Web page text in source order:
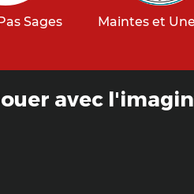
Sages Maintes et
avec